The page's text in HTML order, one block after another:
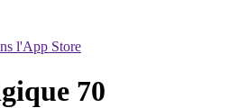
l'App Store
70